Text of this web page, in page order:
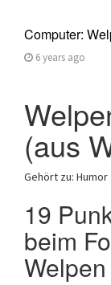
Computer:
6 years ago
(aus
Gehört zu: Humor
19
beim
Welpen